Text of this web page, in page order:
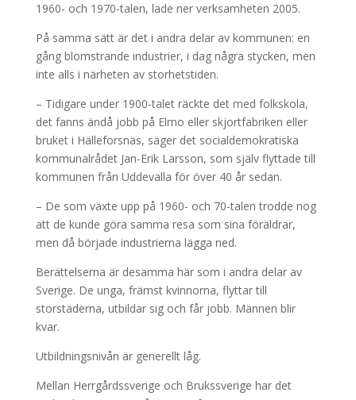
1960- och 1970-talen, lade ner verksamheten 2005.
På samma sätt är det i andra delar av kommunen: en
gång blomstrande industrier, i dag några stycken, men
inte alls i närheten av storhetstiden.
– Tidigare under 1900-talet räckte det med folkskola,
det fanns ändå jobb på Elmo eller skjortfabriken eller
bruket i Hälleforsnäs, säger det socialdemokratiska
kommunalrådet Jan-Erik Larsson, som själv flyttade till
kommunen från Uddevalla för över 40 år sedan.
– De som växte upp på 1960- och 70-talen trodde nog
att de kunde göra samma resa som sina föräldrar,
men då började industrierna lägga ned.
Berättelserna är desamma här som i andra delar av
Sverige. De unga, främst kvinnorna, flyttar till
storstäderna, utbildar sig och får jobb. Männen blir
kvar.
Utbildningsnivån är generellt låg.
Mellan Herrgårdssverige och Brukssverige har det